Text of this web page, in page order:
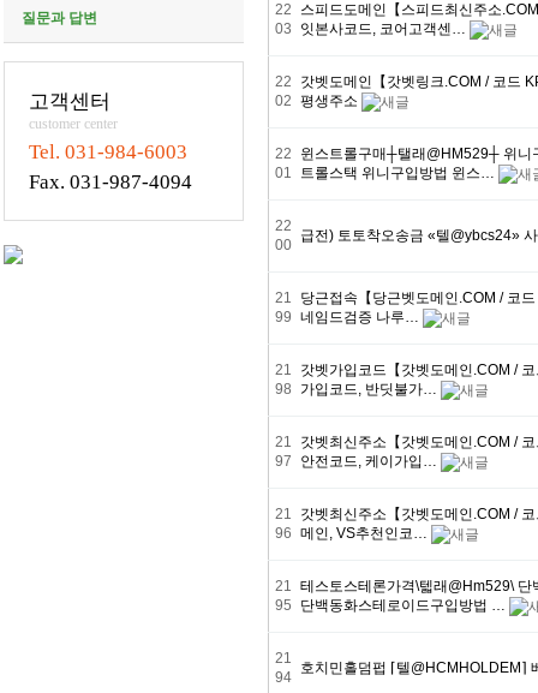
질문과 답변
고객센터
customer center
Tel. 031-984-6003
Fax. 031-987-4094
22
03
스피드도메인【스피드최신주소
잇본사코드, 코어고객센…
22
02
갓벳도메인【갓벳링크.COM / 코드
평생주소
22
01
윈스트롤구매┼탤래@HM529┼ 위니
트롤스택 위니구입방법 윈스…
22
00
급전) 토토착오송금 «텔@ybcs24»
21
99
당근접속【당근벳도메인.COM / 코
네임드검증 나루…
21
98
갓벳가입코드【갓벳도메인.COM /
가입코드, 반딧불가…
21
97
갓벳최신주소【갓벳도메인.COM /
안전코드, 케이가입…
21
96
갓벳최신주소【갓벳도메인.COM /
메인, VS추천인코…
21
95
테스토스테론가격\텗래@Hm529\
단백동화스테로이드구입방법 …
21
94
호치민홀덤펍 ⌈텔@HCMHOLDEM⌉